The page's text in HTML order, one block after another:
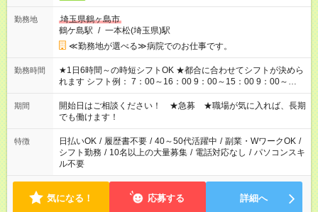
勤務地
埼玉県鶴ヶ島市
鶴ケ島駅 / 一本松(埼玉県)駅
≪勤務地が選べる≫病院でのお仕事です。
勤務時間
★1日6時間～の時短シフトOK ★都合に合わせてシフトが決めら
れます シフト例： 7：00～16：00 9：00～15：00 9：00～
18：00 11：00～20：00 など ※Wワークの場合、他のお仕事と
合わせ週40時間超の就業はご案内できません ※法令に基づき、
週20時間以上勤務は社会保険への加入対象となります ※労働者
派遣法（日雇い派遣の原則禁止）により、短時間・短期間の就
業はご案内が難しい場合があります
期間
開始日はご相談ください！ ★急募 ★職場が気に入れば、長期
でも働けます！
特徴 日払いOK / 履歴書不要 / 40～50代活躍中 / 副業・WワークOK /
シフト勤務 / 10名以上の大量募集 / 電話対応なし / パソコンスキ
ル不要
気になる！ 応募する 詳細へ